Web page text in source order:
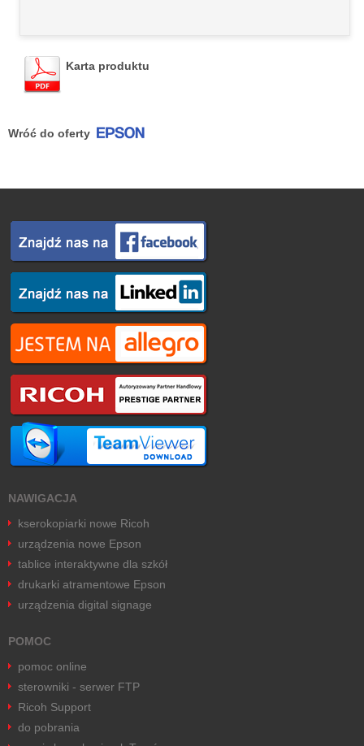
Karta produktu
Wróć do oferty
NAWIGACJA
kserokopiarki nowe Ricoh
urządzenia nowe Epson
tablice interaktywne dla szkół
drukarki atramentowe Epson
urządzenia digital signage
POMOC
pomoc online
sterowniki - serwer FTP
Ricoh Support
do pobrania